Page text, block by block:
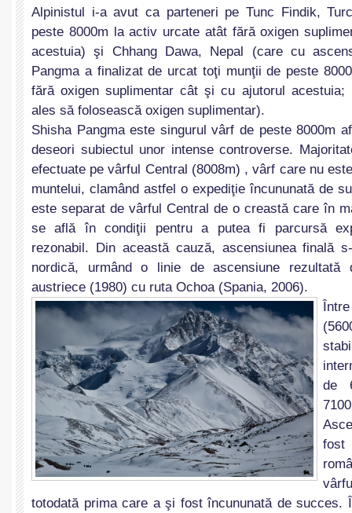
Alpinistul i-a avut ca parteneri pe Tunc Findik,
peste 8000m la activ urcate atât fără oxigen
acestuia) şi Chhang Dawa, Nepal (care cu
Pangma a finalizat de urcat toţi munţii de peste
fără oxigen suplimentar cât şi cu ajutorul acestuia;
ales să folosească oxigen suplimentar).
Shisha Pangma este singurul vârf de peste 8000m
deseori subiectul unor intense controverse.
efectuate pe vârful Central (8008m) , vârf care nu
muntelui, clamând astfel o expediţie încununată de
este separat de vârful Central de o creastă care în
se află în condiţii pentru a putea fi parcursă
rezonabil. Din această cauză, ascensiunea finală
nordică, urmând o linie de ascensiune rezultată
austriece (1980) cu ruta Ochoa (Spania, 2006).
de
totodată prima care a şi fost încununată de succes.